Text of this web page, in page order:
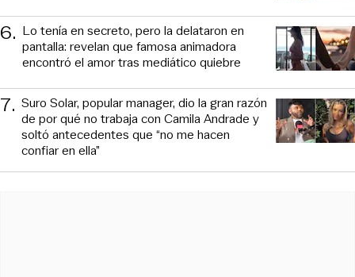
6. Lo tenía en secreto, pero la delataron en
pantalla: revelan que famosa animadora
encontró el amor tras mediático quiebre
7. Suro Solar, popular manager, dio la gran razón
de por qué no trabaja con Camila Andrade y
soltó antecedentes que “no me hacen
confiar en ella”